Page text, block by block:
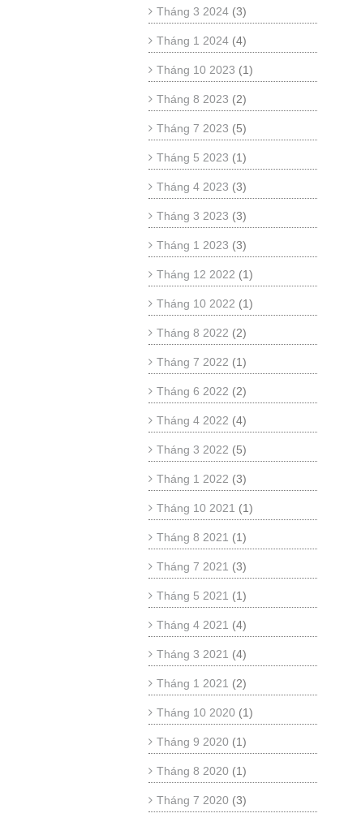
Tháng 3 2024 (3)
Tháng 1 2024 (4)
Tháng 10 2023 (1)
Tháng 8 2023 (2)
Tháng 7 2023 (5)
Tháng 5 2023 (1)
Tháng 4 2023 (3)
Tháng 3 2023 (3)
Tháng 1 2023 (3)
Tháng 12 2022 (1)
Tháng 10 2022 (1)
Tháng 8 2022 (2)
Tháng 7 2022 (1)
Tháng 6 2022 (2)
Tháng 4 2022 (4)
Tháng 3 2022 (5)
Tháng 1 2022 (3)
Tháng 10 2021 (1)
Tháng 8 2021 (1)
Tháng 7 2021 (3)
Tháng 5 2021 (1)
Tháng 4 2021 (4)
Tháng 3 2021 (4)
Tháng 1 2021 (2)
Tháng 10 2020 (1)
Tháng 9 2020 (1)
Tháng 8 2020 (1)
Tháng 7 2020 (3)